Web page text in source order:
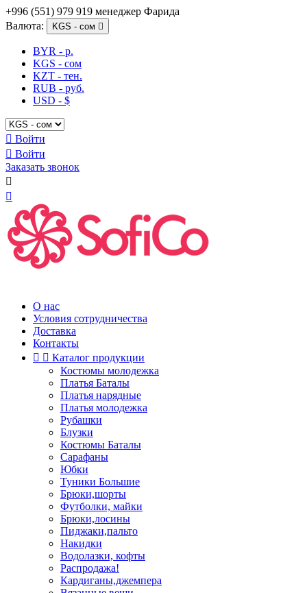
+996 (551) 979 919 менеджер Фарида
Валюта:
KGS - сом 
BYR - р.
KGS - сом
KZT - тен.
RUB - руб.
USD - $
 Войти
 Войти
Заказать звонок


О нас
Условия сотрудничества
Доставка
Контакты
  Каталог продукции
Костюмы молодежка
Платья Баталы
Платья нарядные
Платья молодежка
Рубашки
Блузки
Костюмы Баталы
Сарафаны
Юбки
Туники Большие
Брюки,шорты
Футболки, майки
Брюки,лосины
Пиджаки,пальто
Накидки
Водолазки, кофты
Распродажа!
Кардиганы,джемпера